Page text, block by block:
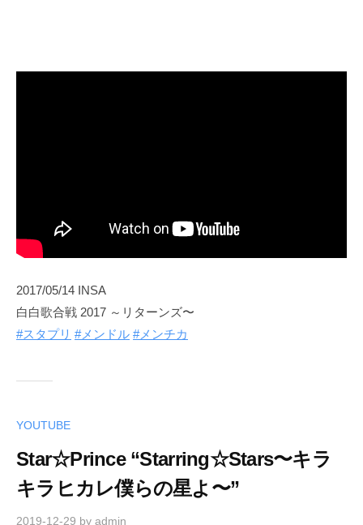
2017/05/14 INSA
白白歌合戦 2017 ～リターンズ〜
#スタプリ #メンドル #メンチカ
YOUTUBE
Star☆Prince “Starring☆Stars〜キラ
キラヒカレ僕らの星よ〜”
2019-12-29 by admin